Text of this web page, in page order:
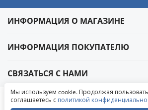
ИНФОРМАЦИЯ О МАГАЗИНЕ
ИНФОРМАЦИЯ ПОКУПАТЕЛЮ
СВЯЗАТЬСЯ С НАМИ
© 2004-2026 «УралАвтоСаунд»
Написать в ВКонтакте
Написать в MAX
Мы используем cookie. Продолжая
соглашаетесь с политикой